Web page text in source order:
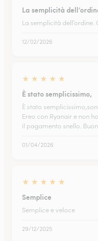
La semplicità
La semplicità dell’ordine.
12/02/2026
★ ★ ★ ★ ★
È stato semplicissimo,
È stato
Ereo con Ryanair e non
il pagamento snello.
01/04/2026
★ ★ ★ ★ ★
Semplice
Semplice e veloce
29/12/2025